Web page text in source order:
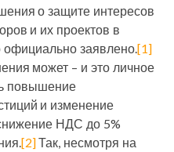
о защите интересов
и их проектов в
заявлено.[1]
может – и это личное
повышение
и изменение
НДС до 5%
[2]Так, несмотря на